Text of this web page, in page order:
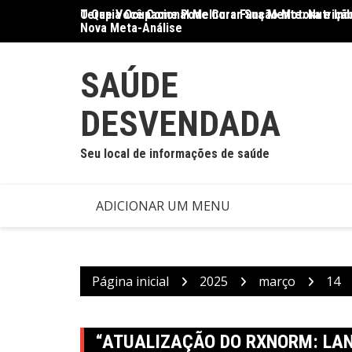
o
O Que Você Come Pode Curar Sua Mente:
Terapia Ocupacional Melhora Função Motora e
Nova Meta-Análise
SAÚDE
DESVENDADA
Seu local de informações de saúde
ADICIONAR UM MENU
Página inicial 2025 março 14
“ATUALIZAÇÃO DO RXNORM: